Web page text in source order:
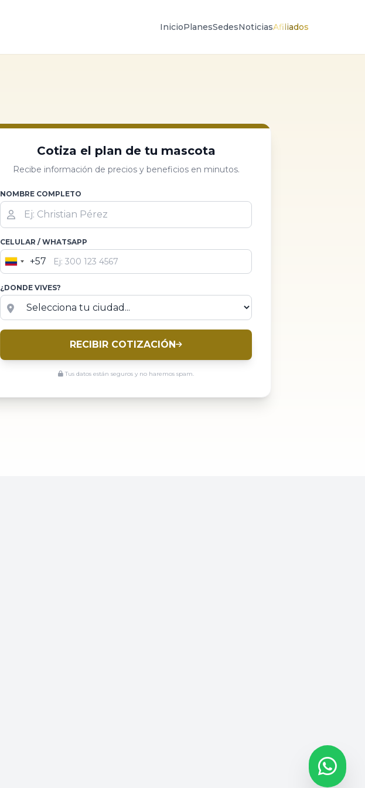
InicioPlanesSedesNoticiasAfiliados
Cotiza el plan de tu mascota
Recibe información de precios y beneficios en minutos.
NOMBRE COMPLETO
CELULAR / WHATSAPP
Colombia
+57
¿DONDE VIVES?
RECIBIR COTIZACIÓN
Tus datos están seguros y no haremos spam.